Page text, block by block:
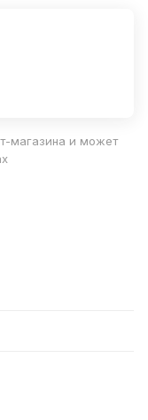
магазина и может